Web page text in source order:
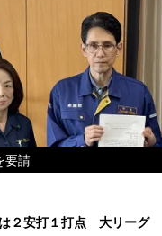
要請
２安打１打点 大リーグ